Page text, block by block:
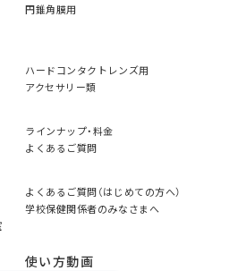
円錐角膜用
ハードコンタクトレンズ用
アクセサリー類
ラインナップ・料金
よくあるご質問
よくあるご質問（はじめての方へ）
学校保健関係者のみなさまへ
使い方動画